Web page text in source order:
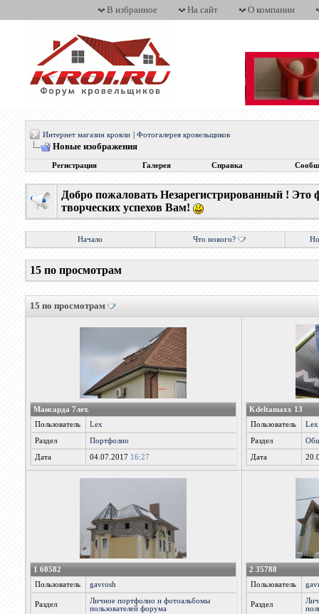
В избранное На сайт О компании
Интернет магазин кровли Фотогалерея кровельщиков
Новые изображения
Регистрация Галерея Справка
Добро пожаловать Незарегистрированный !
творческих успехов Вам!
Начало Что нового?
15 по просмотрам
15 по просмотрам
Мансарда 7лет.
Пользователь
Lex
Раздел Портфолио
Дата 04.07.2017 16:27
Kdeltamaxx 13
Пользователь
Lex
Раздел
Дата
1 60582
Пользователь
gavrosh
Раздел
Личное портфолио и фотоальбомы
пользователей форума
2 35788
Пользователь
Раздел